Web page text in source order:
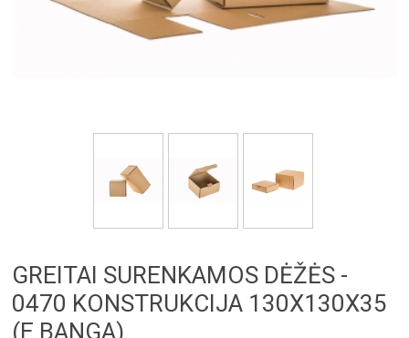
GREITAI SURENKAMOS DĖŽĖS -
0470 KONSTRUKCIJA 130X130X35
(E BANGA)